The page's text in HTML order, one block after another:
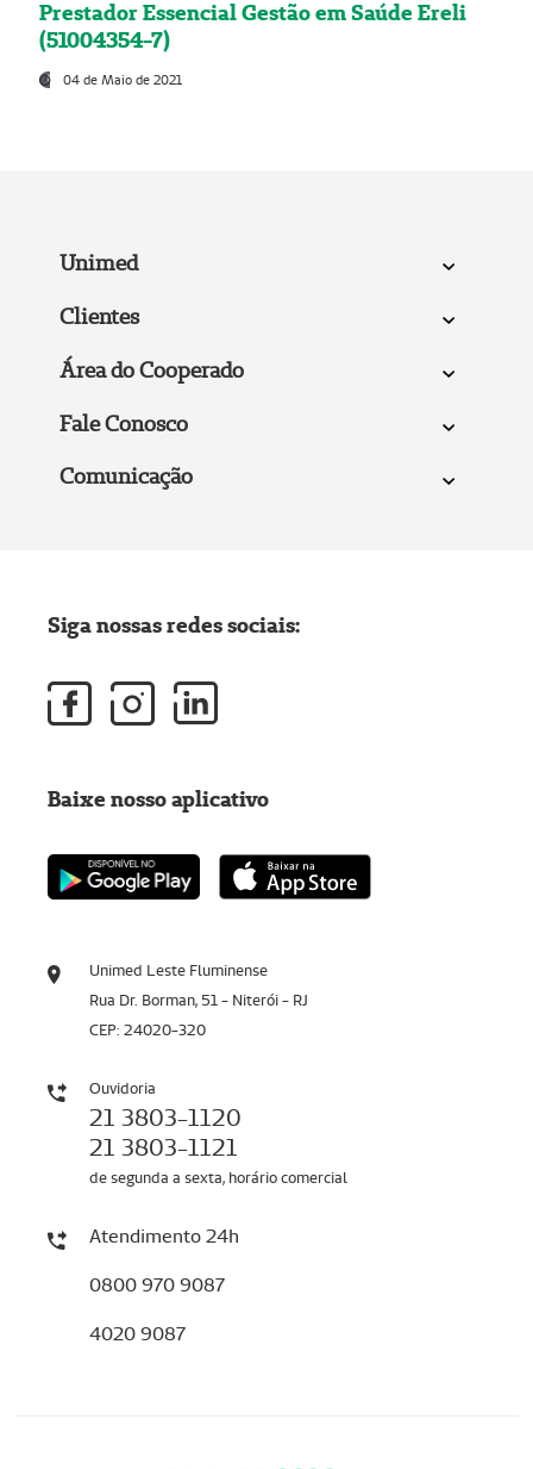
Prestador Essencial Gestão em Saúde Ereli
(51004354-7)
04 de Maio de 2021
Unimed
Clientes
Área do Cooperado
Fale Conosco
Comunicação
Unimed Leste Fluminense
Rua Dr. Borman, 51 - Niterói - RJ
CEP: 24020-320
Ouvidoria
21 3803-1120
21 3803-1121
de segunda a sexta, horário comercial
Atendimento 24h
0800 970 9087
4020 9087
Siga nossas redes sociais:
Baixe nosso aplicativo